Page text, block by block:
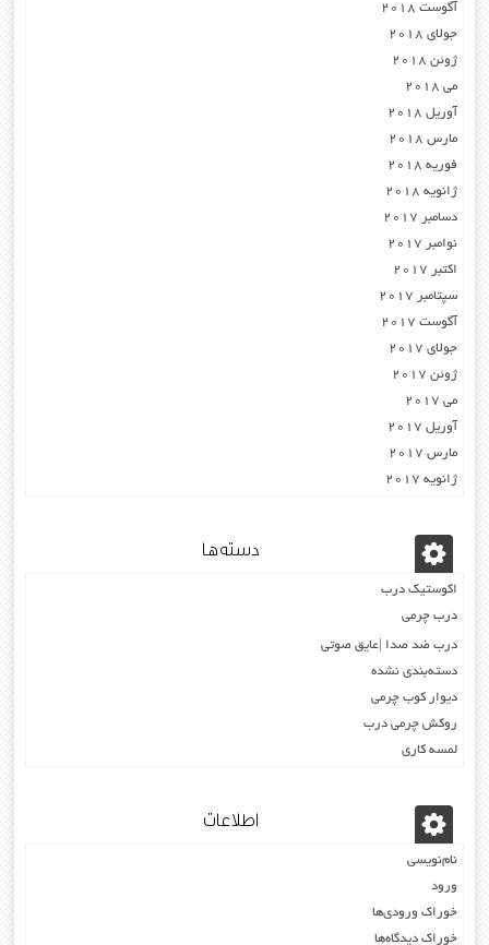
آگوست 2018
جولای 2018
ژوئن 2018
می 2018
آوریل 2018
مارس 2018
فوریه 2018
ژانویه 2018
دسامبر 2017
نوامبر 2017
اکتبر 2017
سپتامبر 2017
آگوست 2017
جولای 2017
ژوئن 2017
می 2017
آوریل 2017
مارس 2017
ژانویه 2017
دسته‌ها
اکوستیک درب
درب چرمی
درب ضد صدا |عایق صوتی
دسته‌بندی نشده
دیوار کوب چرمی
روکش چرمی درب
لمسه کاری
اطلاعات
نام‌نویسی
ورود
خوراک ورودی‌ها
خوراک دیدگاه‌ها